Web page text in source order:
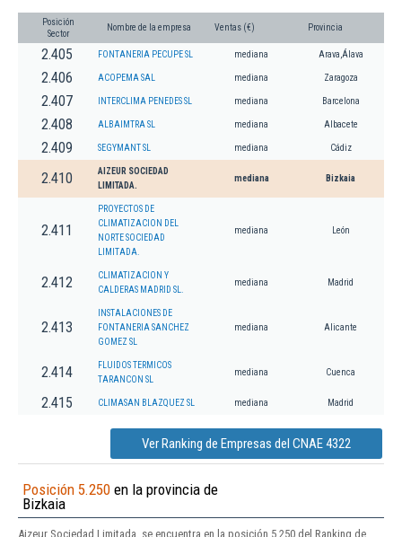
Posición
Sector
Nombre de la empresa Ventas (€) Provincia
2.405 FONTANERIA PECUPE SL mediana Arava,Álava
2.406 ACOPEMA SAL mediana Zaragoza
2.407 INTERCLIMA PENEDES SL mediana Barcelona
2.408 ALBAIMTRA SL mediana Albacete
2.409 SEGYMANT SL mediana Cádiz
2.410
AIZEUR SOCIEDAD
LIMITADA.
mediana Bizkaia
2.411
PROYECTOS DE
CLIMATIZACION DEL
NORTE SOCIEDAD
LIMITADA.
mediana León
2.412
CLIMATIZACION Y
CALDERAS MADRID SL.
mediana Madrid
2.413
INSTALACIONES DE
FONTANERIA SANCHEZ
GOMEZ SL
mediana Alicante
2.414
FLUIDOS TERMICOS
TARANCON SL
mediana Cuenca
2.415 CLIMASAN BLAZQUEZ SL mediana Madrid
Ver Ranking de Empresas del CNAE 4322
Posición 5.250 en la provincia de
Bizkaia
Aizeur Sociedad Limitada. se encuentra en la posición 5.250 del Ranking de